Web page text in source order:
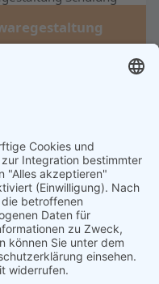
→
Praxis in der IT
→